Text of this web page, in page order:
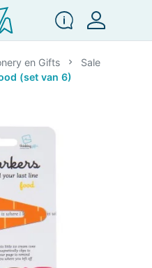
en Gifts
Sale
(set van 6)